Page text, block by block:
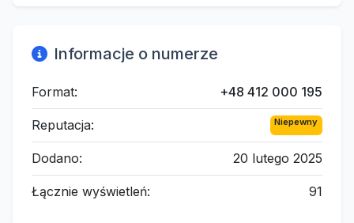
Informacje o numerze
Format: +48 412 000 195
Reputacja: Niepewny
Dodano: 20 lutego 2025
Łącznie wyświetleń: 91